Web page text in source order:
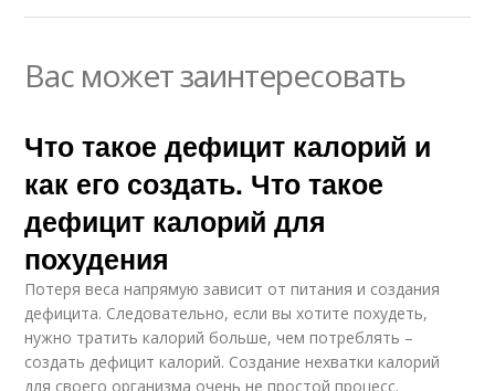
Вас может заинтересовать
Что такое дефицит калорий и
как его создать. Что такое
дефицит калорий для
похудения
Потеря веса напрямую зависит от питания и создания
дефицита. Следовательно, если вы хотите похудеть,
нужно тратить калорий больше, чем потреблять –
создать дефицит калорий. Создание нехватки калорий
для своего организма очень не простой процесс.